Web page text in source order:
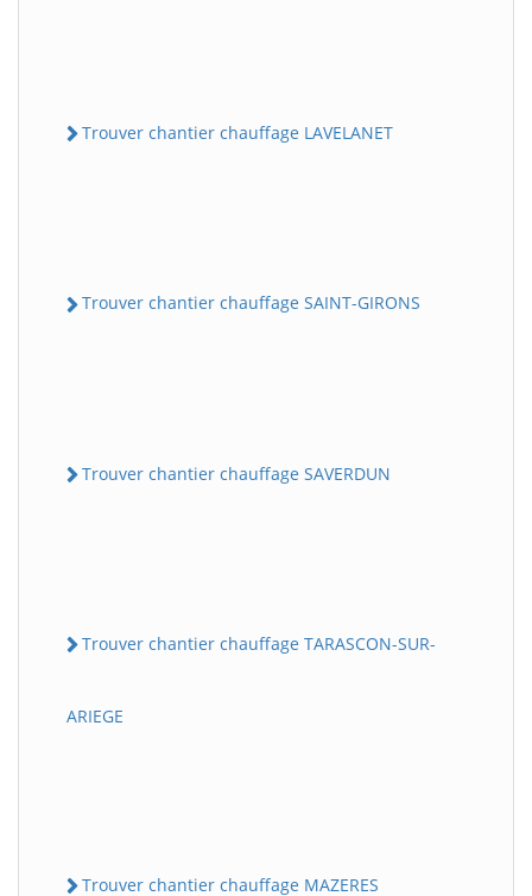
Trouver chantier chauffage LAVELANET
Trouver chantier chauffage SAINT-GIRONS
Trouver chantier chauffage SAVERDUN
Trouver chantier chauffage TARASCON-SUR-
ARIEGE
Trouver chantier chauffage MAZERES